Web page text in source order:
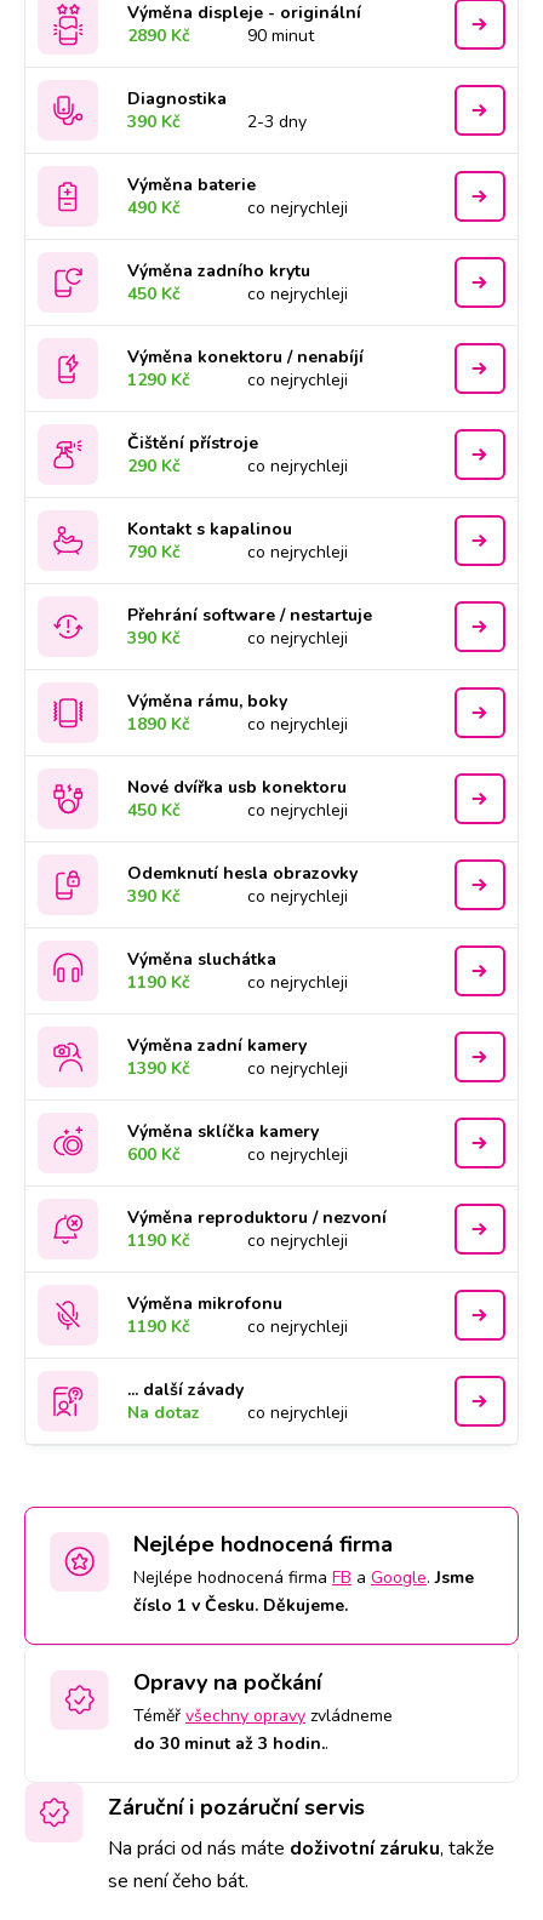
Výměna displeje - originální
2890 Kč
90 minut
Diagnostika
390 Kč
2-3 dny
Výměna baterie
490 Kč
co nejrychleji
Výměna zadního krytu
450 Kč
co nejrychleji
Výměna konektoru / nenabíjí
1290 Kč
co nejrychleji
Čištění přístroje
290 Kč
co nejrychleji
Kontakt s kapalinou
790 Kč
co nejrychleji
Přehrání software / nestartuje
390 Kč
co nejrychleji
Výměna rámu, boky
1890 Kč
co nejrychleji
Nové dvířka usb konektoru
450 Kč
co nejrychleji
Odemknutí hesla obrazovky
390 Kč
co nejrychleji
Výměna sluchátka
1190 Kč
co nejrychleji
Výměna zadní kamery
1390 Kč
co nejrychleji
Výměna sklíčka kamery
600 Kč
co nejrychleji
Výměna reproduktoru / nezvoní
1190 Kč
co nejrychleji
Výměna mikrofonu
1190 Kč
co nejrychleji
... další závady
Na dotaz
co nejrychleji
Nejlépe hodnocená firma
Nejlépe hodnocená firma FB a Google.Jsme
číslo 1 v Česku. Děkujeme.
Opravy na počkání
Téměř všechny opravy zvládneme
do 30 minut až 3 hodin..
Záruční i pozáruční servis
Na práci od nás máte doživotní záruku, takže
se není čeho bát.